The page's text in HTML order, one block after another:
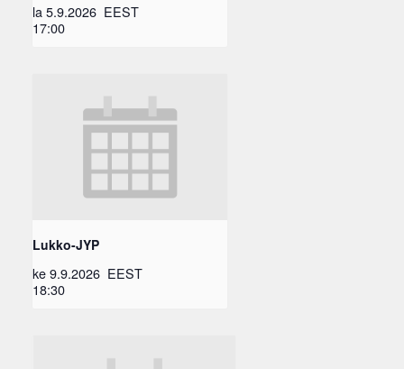
la 5.9.2026
17:00
EEST
Lukko-JYP
ke 9.9.2026
18:30
EEST